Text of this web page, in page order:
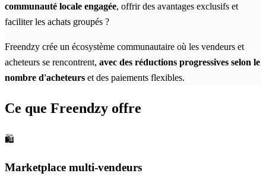
communauté locale engagée, offrir des avantages exclusifs et
faciliter les achats groupés ?
Freendzy crée un écosystème communautaire où les vendeurs et
acheteurs se rencontrent, avec des réductions progressives selon le
nombre d'acheteurs et des paiements flexibles.
Ce que Freendzy offre
🛍️
Marketplace multi-vendeurs